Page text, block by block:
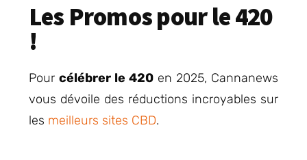
Les Promos pour le 420
!
Pourcélébrer le 420 en 2025, Cannanews
vous dévoile des réductions incroyables sur
les meilleurs sites CBD.